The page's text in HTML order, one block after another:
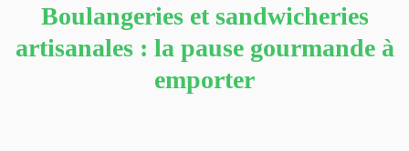
Boulangeries et sandwicheries
artisanales : la pause gourmande à
emporter